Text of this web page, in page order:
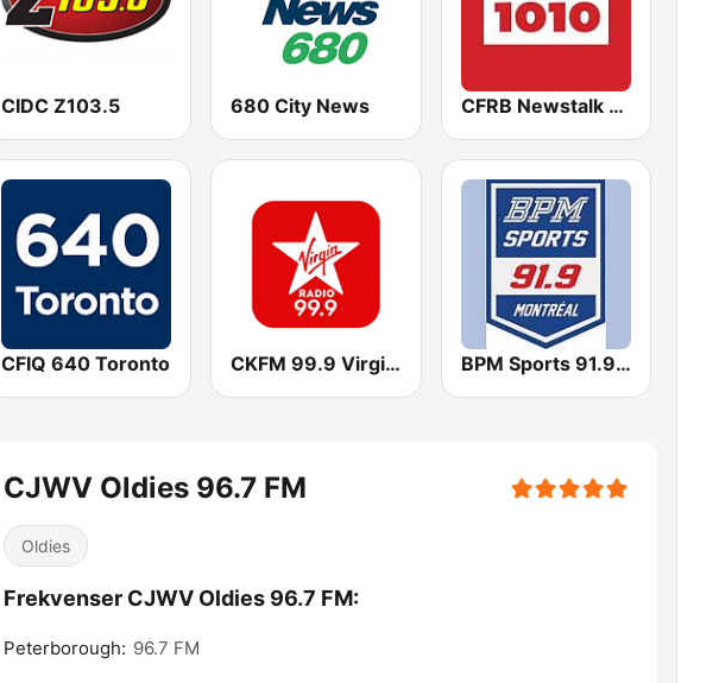
CIDC Z103.5 680 City News CFRB Newstalk 1010
CFIQ 640 Toronto CKFM 99.9 Virgin Radio Toronto BPM Sports 91.9 FM
CJWV Oldies 96.7 FM
Oldies
Frekvenser CJWV Oldies 96.7 FM:
Peterborough: 96.7 FM